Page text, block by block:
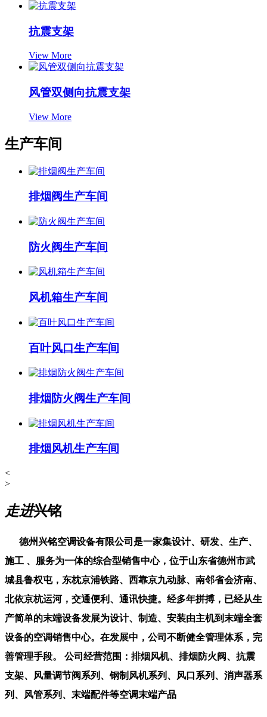
抗震支架
View More
风管双侧向抗震支架
View More
生产车间
排烟阀生产车间
防火阀生产车间
风机箱生产车间
百叶风口生产车间
排烟防火阀生产车间
排烟风机生产车间
<
>
走进兴铭
德州兴铭空调设备有限公司是一家集设计、研发、生产、
施工 、服务为一体的综合型销售中心，位于山东省德州市武
城县鲁权屯，东枕京浦铁路、西靠京九动脉、南邻省会济南、
北依京杭运河，交通便利、通讯快捷。经多年拼搏，已经从生
产简单的末端设备发展为设计、制造、安装由主机到末端全套
设备的空调销售中心。在发展中，公司不断健全管理体系，完
善管理手段。 公司经营范围：排烟风机、排烟防火阀、抗震
支架、风量调节阀系列、钢制风机系列、风口系列、消声器系
列、风管系列、末端配件等空调末端产品